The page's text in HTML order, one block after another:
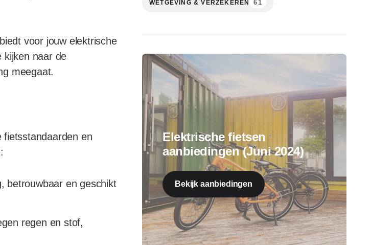
voor jouw elektrische
kijken naar de
meegaat.
fietsstandaarden en
betrouwbaar en geschikt
regen en stof,
WETGEVING & VERZEKEREN 61
Elektrische fietsen
aanbiedingen (Juni 2024)
Bekijk aanbiedingen